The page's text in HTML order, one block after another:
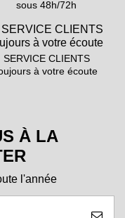
sous 48h/72h
SERVICE CLIENTS
à votre écoute
À LA
l'année